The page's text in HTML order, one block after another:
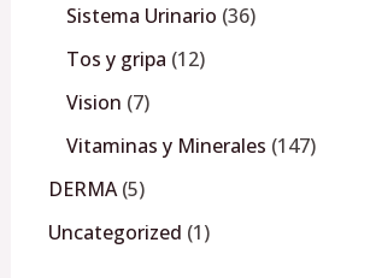
Sistema Urinario 36
Tos y gripa 12
Vision 7
Vitaminas y Minerales 147
DERMA 5
Uncategorized 1